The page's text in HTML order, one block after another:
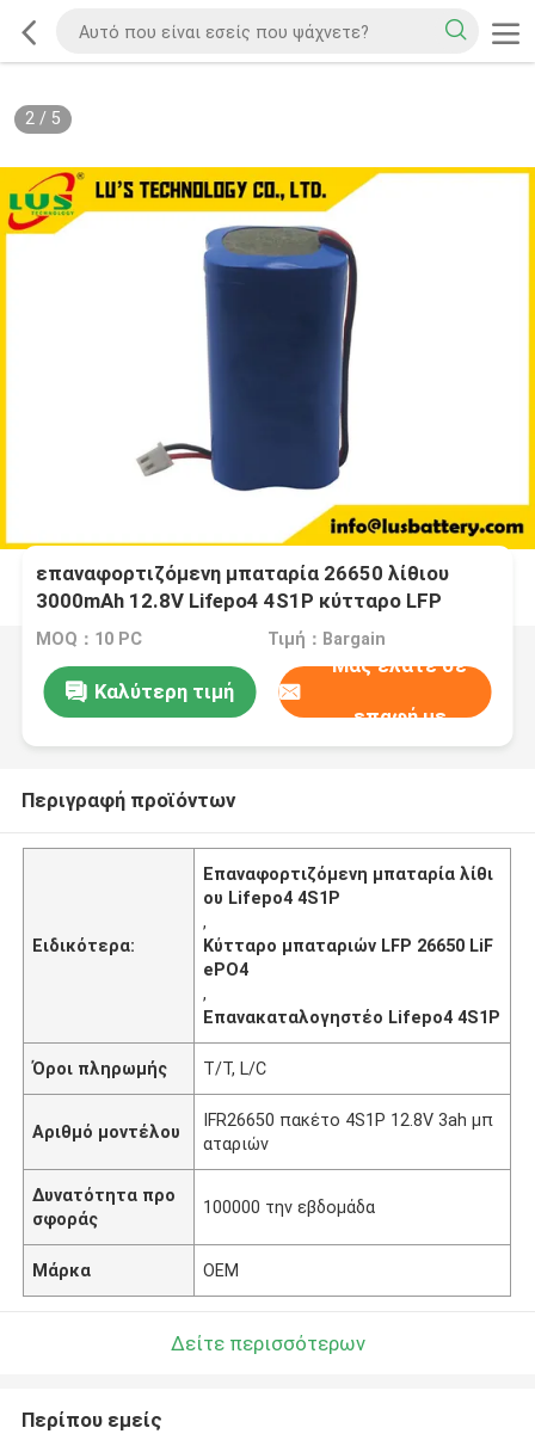
2/ 5
επαναφορτιζόμενη μπαταρία 26650 λίθιου
3000mAh 12.8V Lifepo4 4S1P κύτταρο LFP
26650
MOQ：10 PC Τιμή：Bargain
Καλύτερη τιμή
Μας ελάτε σε
επαφή με
Περιγραφή προϊόντων
Ειδικότερα:
Επαναφορτιζόμενη μπαταρία λίθι
ου Lifepo4 4S1P
,
Κύτταρο μπαταριών LFP 26650 LiF
ePO4
,
Επανακαταλογηστέο Lifepo4 4S1P
Όροι πληρωμής T/T, L/C
Αριθμό μοντέλου
IFR26650 πακέτο 4S1P 12.8V 3ah μπ
αταριών
Δυνατότητα προ
σφοράς
100000 την εβδομάδα
Μάρκα OEM
Δείτε περισσότερων
Περίπου εμείς